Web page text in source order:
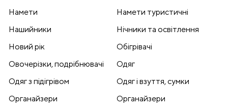
Намети
Намети туристичні
Нашийники
Нічники та освітлення
Новий рік
Обігрівачі
Овочерізки, подрібнювачі
Одяг
Одяг з підігрівом
Одяг і взуття, сумки
Органайзери
Органайзери